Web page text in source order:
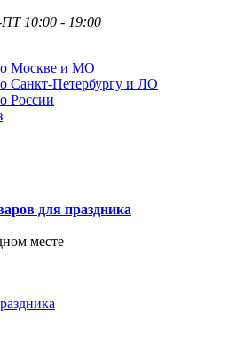
10:00 - 19:00
Москве и МО
Санкт-Петербургу и ЛО
России
для праздника
месте